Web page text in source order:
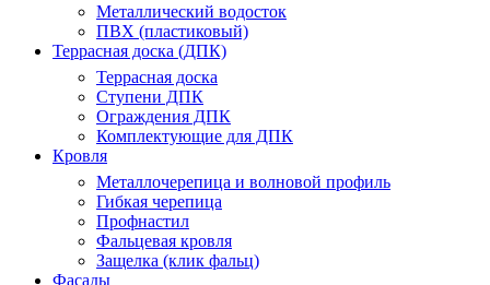
Металлический водосток
ПВХ (пластиковый)
Террасная доска (ДПК)
Террасная доска
Ступени ДПК
Ограждения ДПК
Комплектующие для ДПК
Кровля
Металлочерепица и волновой профиль
Гибкая черепица
Профнастил
Фальцевая кровля
Защелка (клик фальц)
Фасады